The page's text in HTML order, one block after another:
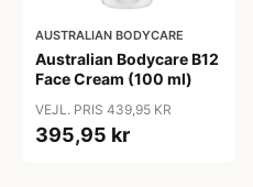
AUSTRALIAN BODYCARE
Australian Bodycare B12
Face Cream (100 ml)
VEJL. PRIS 439,95 KR
395,95 kr